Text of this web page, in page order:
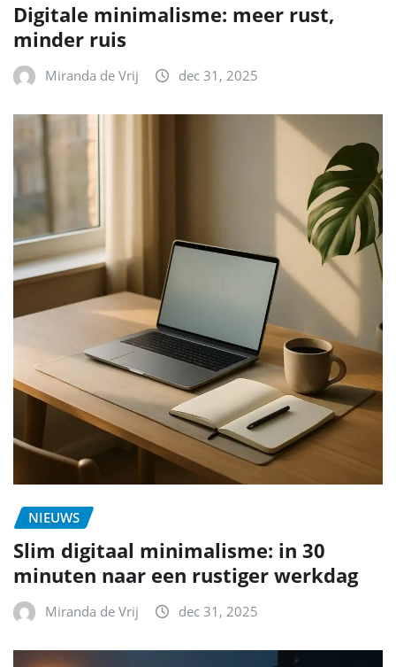
Digitale minimalisme: meer rust,
minder ruis
Miranda de Vrij dec 31, 2025
NIEUWS
Slim digitaal minimalisme: in 30
minuten naar een rustiger werkdag
Miranda de Vrij dec 31, 2025